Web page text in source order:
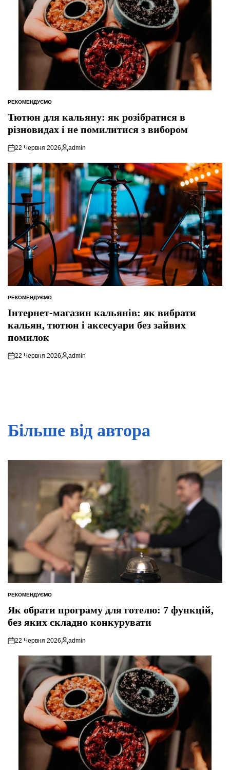
ОПУБЛІКУВАТИ
У
РЕКОМЕНДУЄМО
Тютюн для кальяну: як розібратися в
різновидах і не помилитися з вибором
22 Червня 2026
Опубліковано
admin
ОПУБЛІКУВАТИ
У
РЕКОМЕНДУЄМО
Інтернет-магазин кальянів: як вибрати
кальян, тютюн і аксесуари без зайвих
помилок
22 Червня 2026
Опубліковано
admin
Більше від автора
ОПУБЛІКУВАТИ
У
РЕКОМЕНДУЄМО
Як обрати програму для готелю: 7 функцій,
без яких складно конкурувати
22 Червня 2026
Опубліковано
admin